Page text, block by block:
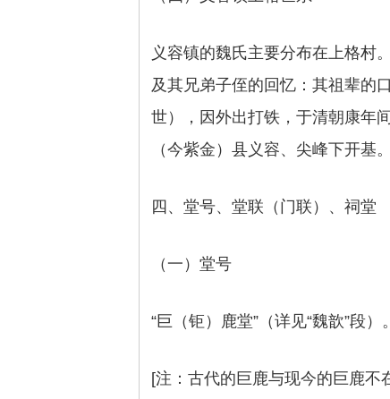
义容镇的魏氏主要分布在上格村
及其兄弟子侄的回忆：其祖辈
世），因外出打铁，于清朝康年
（今紫金）县义容、尖峰下开基
四、堂号、堂联（门联）、祠堂
（一）堂号
“巨（钜）鹿堂”（详见“魏歆”段）。
[注：古代的巨鹿与现今的巨鹿